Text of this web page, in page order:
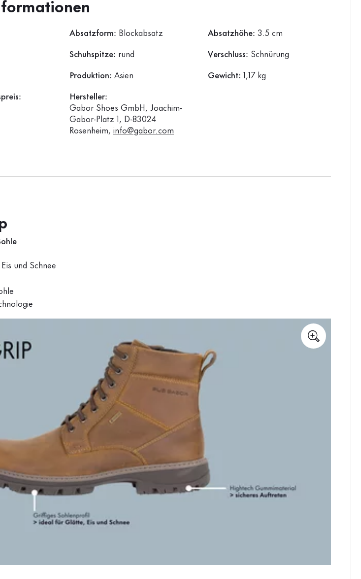
Absatzform: Blockabsatz Absatzhöhe: 3.5 cm
Schuhspitze: rund Verschluss: Schnürung
Produktion: Asien Gewicht: 1,17 kg
Hersteller:
Gabor Shoes GmbH, Joachim-
Gabor-Platz 1, D-83024
Rosenheim, info@gabor.com
und Schnee